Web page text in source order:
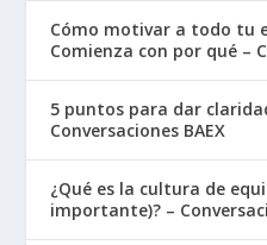
Cómo motivar a todo tu
Comienza con por qué –
5 puntos para dar
Conversaciones BAEX
¿Qué es la cultura de
importante)? –